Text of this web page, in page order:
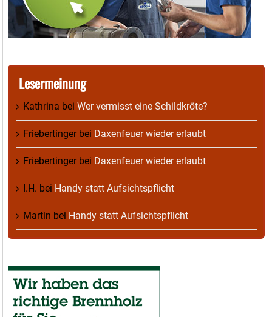
Lesermeinung
Kathrina bei Wer vermisst eine Schildkröte?
Friebertingerbei Daxenfeuer wieder erlaubt
Friebertingerbei Daxenfeuer wieder erlaubt
I.H. bei Handy statt Aufsichtspflicht
Martin bei Handy statt Aufsichtspflicht